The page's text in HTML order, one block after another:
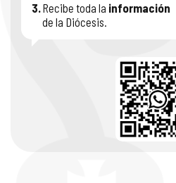
3.Recibe toda la información
de la Diócesis.